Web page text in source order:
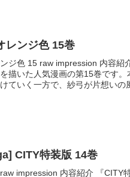
レンジ色 15巻
ジ色 15 raw impression 内容紹
描いた人気漫画の第15巻です
ていく一方で、紗弓が片想いの
CITY特装版 14巻
impression 内容紹介 『CITY